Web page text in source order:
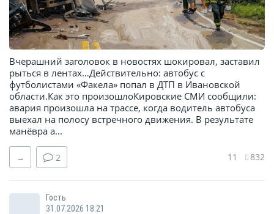
Вчерашний заголовок в новостях шокировал, заставил
рыться в лентах…Действительно: автобус с
футболистами «Факела» попал в ДТП в Ивановской
области.Как это произошлоКировские СМИ сообщили:
авария произошла на трассе, когда водитель автобуса
выехал на полосу встречного движения. В результате
манёвра а...
→ 2 11 832
Гость
31.07.2026 18:21